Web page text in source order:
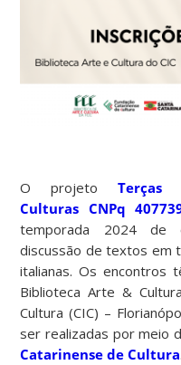
O projetoTerças
Culturas CNPq
temporada 2024 de
discussão de textos em
italianas. Os encontros
Biblioteca Arte &
Cultura (CIC) –
ser realizadas por meio
Catarinense de Cultura